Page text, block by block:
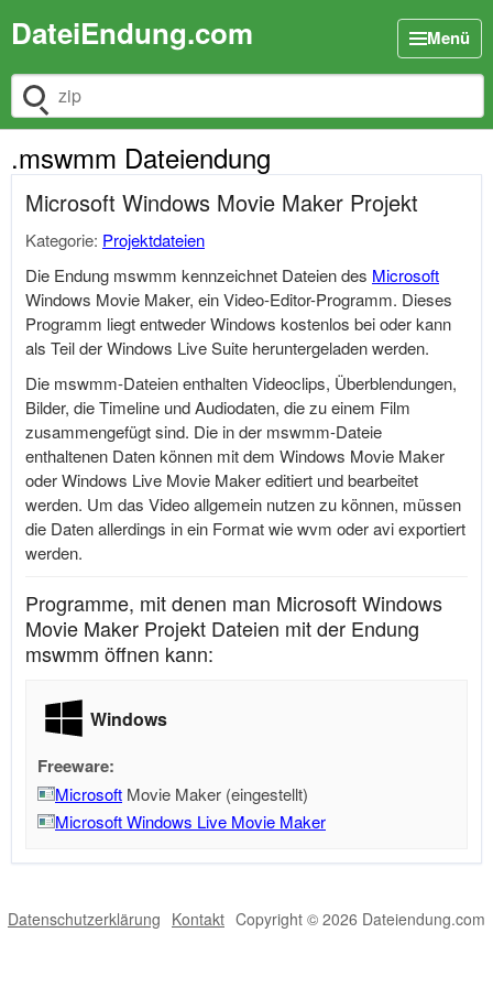
DateiEndung.com Menü
Dateiendung suchen
.mswmm Dateiendung
Microsoft Windows Movie Maker Projekt
Kategorie: Projektdateien
Die Endung mswmm kennzeichnet Dateien des Microsoft
Windows Movie Maker, ein Video-Editor-Programm. Dieses
Programm liegt entweder Windows kostenlos bei oder kann
als Teil der Windows Live Suite heruntergeladen werden.
Die mswmm-Dateien enthalten Videoclips, Überblendungen,
Bilder, die Timeline und Audiodaten, die zu einem Film
zusammengefügt sind. Die in der mswmm-Dateie
enthaltenen Daten können mit dem Windows Movie Maker
oder Windows Live Movie Maker editiert und bearbeitet
werden. Um das Video allgemein nutzen zu können, müssen
die Daten allerdings in ein Format wie wvm oder avi exportiert
werden.
Programme, mit denen man Microsoft Windows
Movie Maker Projekt Dateien mit der Endung
mswmm öffnen kann:
Windows
Freeware:
Microsoft Movie Maker (eingestellt)
Microsoft Windows Live Movie Maker
Datenschutzerklärung Kontakt Copyright © 2026 Dateiendung.com